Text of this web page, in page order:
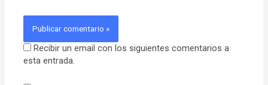
Recibir un email con los siguientes comentarios a
esta entrada.